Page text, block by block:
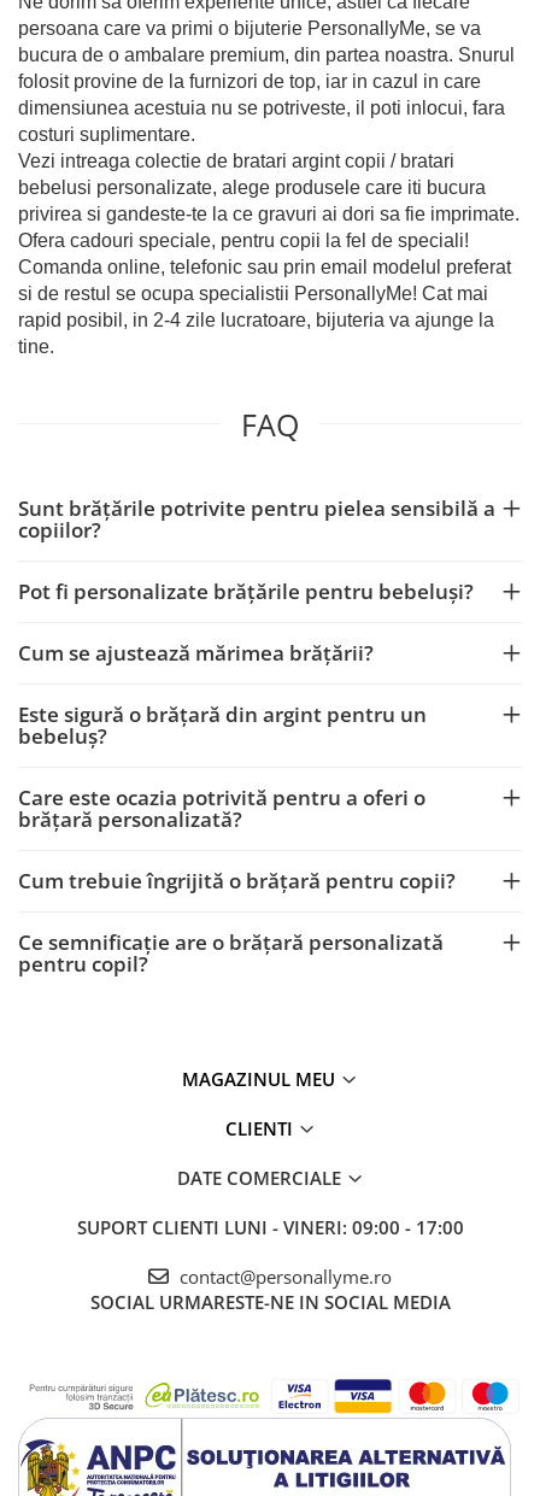
persoana care va primi o bijuterie PersonallyMe, se va
bucura de o ambalare premium, din partea noastra. Snurul
folosit provine de la furnizori de top, iar in cazul in care
dimensiunea acestuia nu se potriveste, il poti inlocui, fara
costuri suplimentare.
Vezi intreaga colectie de bratari argint copii / bratari
bebelusi personalizate, alege produsele care iti bucura
privirea si gandeste-te la ce gravuri ai dori sa fie imprimate.
Ofera cadouri speciale, pentru copii la fel de speciali!
Comanda online, telefonic sau prin email modelul preferat
si de restul se ocupa specialistii PersonallyMe! Cat mai
rapid posibil, in 2-4 zile lucratoare, bijuteria va ajunge la
tine.
FAQ
Sunt brățările potrivite pentru pielea sensibilă a
copiilor?
Pot fi personalizate brățările pentru bebeluși?
Cum se ajustează mărimea brățării?
Este sigură o brățară din argint pentru un
bebeluș?
Care este ocazia potrivită pentru a oferi o
brățară personalizată?
Cum trebuie îngrijită o brățară pentru copii?
Ce semnificație are o brățară personalizată
pentru copil?
MAGAZINUL MEU
CLIENTI
DATE COMERCIALE
SUPORT CLIENTI LUNI - VINERI: 09:00 - 17:00
contact@personallyme.ro
SOCIAL URMARESTE-NE IN SOCIAL MEDIA